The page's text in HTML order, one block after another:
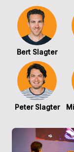
Bert Slagter
Peter Slagter